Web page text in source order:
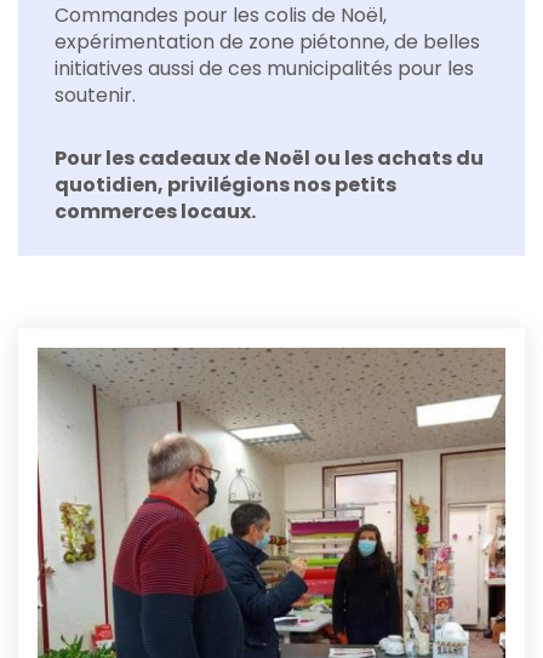
Commandes pour les colis de Noël,
expérimentation de zone piétonne, de belles
initiatives aussi de ces municipalités pour les
soutenir.
Pour les cadeaux de Noël ou les achats du
quotidien, privilégions nos petits
commerces locaux.